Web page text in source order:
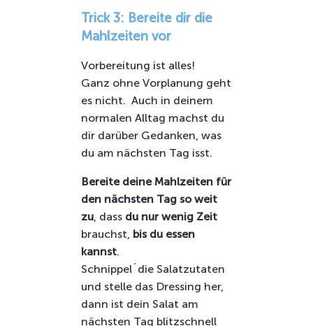
Trick 3: Bereite dir die
Mahlzeiten vor
Vorbereitung ist alles!
Ganz ohne Vorplanung geht
es nicht. Auch in deinem
normalen Alltag machst du
dir darüber Gedanken, was
du am nächsten Tag isst.
Bereite deine Mahlzeiten für
den nächsten Tag so weit
zu , dass du nur wenig Zeit
brauchst, bis du essen
kannst.
Schnippel´die Salatzutaten
und stelle das Dressing her,
dann ist dein Salat am
nächsten Tag blitzschnell